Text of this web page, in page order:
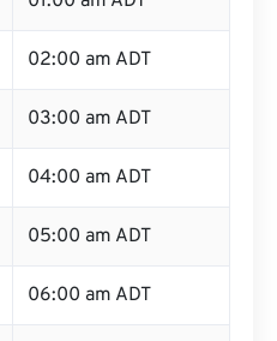
02:00 am ADT
03:00 am ADT
04:00 am ADT
05:00 am ADT
06:00 am ADT